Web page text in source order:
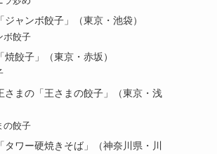
ジャンボ餃子」（東京・池袋）
ボ餃子
焼餃子」（東京・赤坂）
さまの「王さまの餃子」（東京・浅
の餃子
タワー硬焼きそば」（神奈川県・川